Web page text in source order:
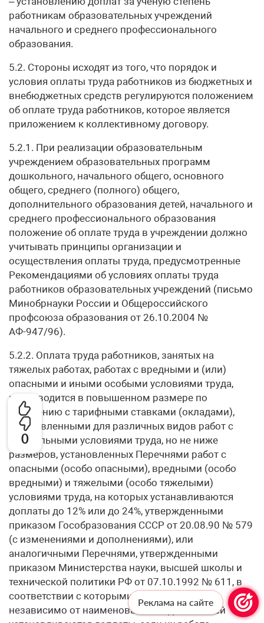
0
работникам образовательных учреждений
начального и среднего профессионального
образования.
5.2. Стороны исходят из того, что порядок и
условия оплаты труда работников из бюджетных и
внебюджетных средств регулируются положением
об оплате труда работников, которое является
приложением к коллективному договору.
5.2.1. При реализации образовательным
учреждением образовательных программ
дошкольного, начального общего, основного
общего, среднего (полного) общего,
дополнительного образования детей, начального и
среднего профессионального образования
положение об оплате труда в учреждении должно
учитывать принципы организации и
осуществления оплаты труда, предусмотренные
Рекомендациями об условиях оплаты труда
работников образовательных учреждений (письмо
Минобрнауки России и Общероссийского
профсоюза образования от 26.10.2004 №
АФ-947/96).
5.2.2. Оплата труда работников, занятых на
тяжелых работах, работах с вредными и (или)
опасными и иными особыми условиями труда,
производится в повышенном размере по
сравнению с тарифными ставками (окладами),
установленными для различных видов работ с
нормальными условиями труда, но не ниже
размеров, установленных Перечнями работ с
опасными (особо опасными), вредными (особо
вредными) и тяжелыми (особо тяжелыми)
условиями труда, на которых устанавливаются
доплаты до 12% или до 24%, утвержденными
приказом Гособразования СССР от 20.08.90 № 579
(с изменениями и дополнениями), или
аналогичными Перечнями, утвержденными
приказом Министерства науки, высшей школы и
технической политики РФ от 07.10.1992 № 611, в
соответствии с которыми всем работникам
независимо от наименования их должностей
Реклама на сайте